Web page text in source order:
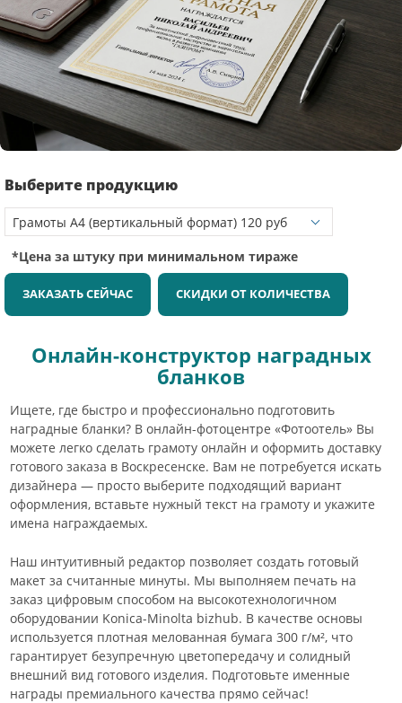
Выберите продукцию
*Цена за штуку при минимальном тираже
ЗАКАЗАТЬ СЕЙЧАС СКИДКИ ОТ КОЛИЧЕСТВА
Онлайн-конструктор наградных
бланков
Ищете, где быстро и профессионально подготовить
наградные бланки? В онлайн-фотоцентре «Фотоотель» Вы
можете легко сделать грамоту онлайн и оформить доставку
готового заказа в Воскресенске. Вам не потребуется искать
дизайнера — просто выберите подходящий вариант
оформления, вставьте нужный текст на грамоту и укажите
имена награждаемых.
Наш интуитивный редактор позволяет создать готовый
макет за считанные минуты. Мы выполняем печать на
заказ цифровым способом на высокотехнологичном
оборудовании Konica-Minolta bizhub. В качестве основы
используется плотная мелованная бумага 300 г/м², что
гарантирует безупречную цветопередачу и солидный
внешний вид готового изделия. Подготовьте именные
награды премиального качества прямо сейчас!